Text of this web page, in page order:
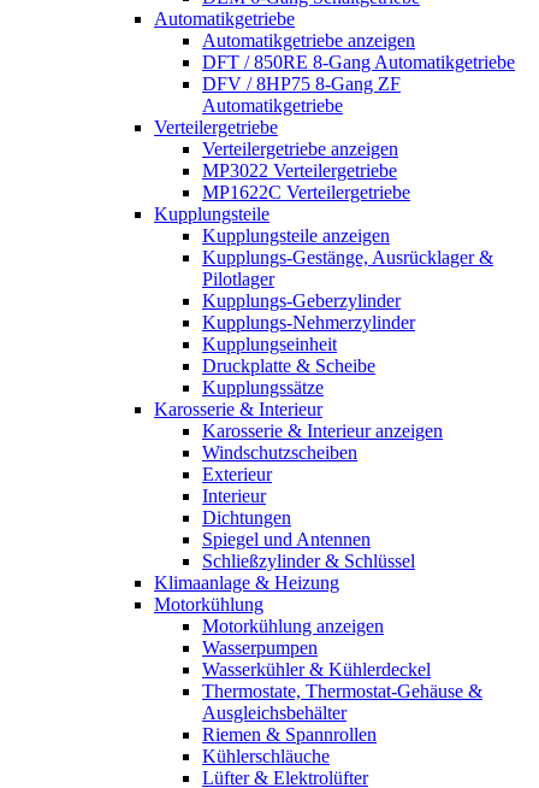
Automatikgetriebe
Automatikgetriebe anzeigen
DFT / 850RE 8-Gang Automatikgetriebe
DFV / 8HP75 8-Gang ZF
Automatikgetriebe
Verteilergetriebe
Verteilergetriebe anzeigen
MP3022 Verteilergetriebe
MP1622C Verteilergetriebe
Kupplungsteile
Kupplungsteile anzeigen
Kupplungs-Gestänge, Ausrücklager &
Pilotlager
Kupplungs-Geberzylinder
Kupplungs-Nehmerzylinder
Kupplungseinheit
Druckplatte & Scheibe
Kupplungssätze
Karosserie & Interieur
Karosserie & Interieur anzeigen
Windschutzscheiben
Exterieur
Interieur
Dichtungen
Spiegel und Antennen
Schließzylinder & Schlüssel
Klimaanlage & Heizung
Motorkühlung
Motorkühlung anzeigen
Wasserpumpen
Wasserkühler & Kühlerdeckel
Thermostate, Thermostat-Gehäuse &
Ausgleichsbehälter
Riemen & Spannrollen
Kühlerschläuche
Lüfter & Elektrolüfter